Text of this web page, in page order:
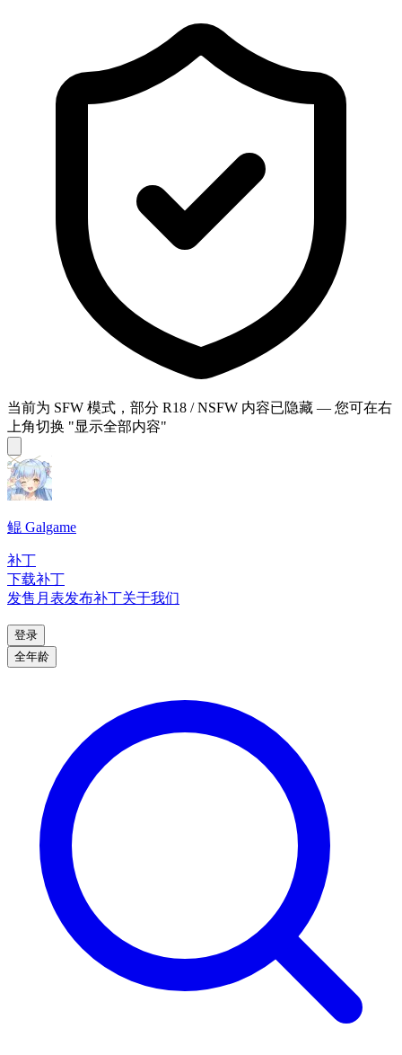
当前为 SFW 模式，部分 R18 / NSFW 内容已隐藏 — 您可在右
上角切换 "显示全部内容"
鲲 Galgame
补丁
下载补丁
发售月表发布补丁关于我们
登录
全年龄